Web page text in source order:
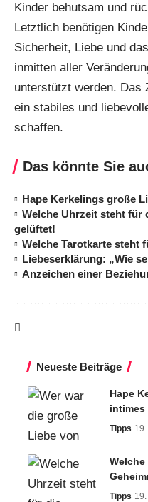
Kinder behutsam und
Letztlich benötigen
Sicherheit, Liebe und
inmitten aller
unterstützt werden. Das
ein stabiles und
schaffen.
Das könnte Sie
Hape Kerkelings große
Welche Uhrzeit steht für
gelüftet!
Welche Tarotkarte steht
Liebeserklärung: „Wie
Anzeichen einer
Neueste Beiträge
Hape
intimes
Tipps
Tipps